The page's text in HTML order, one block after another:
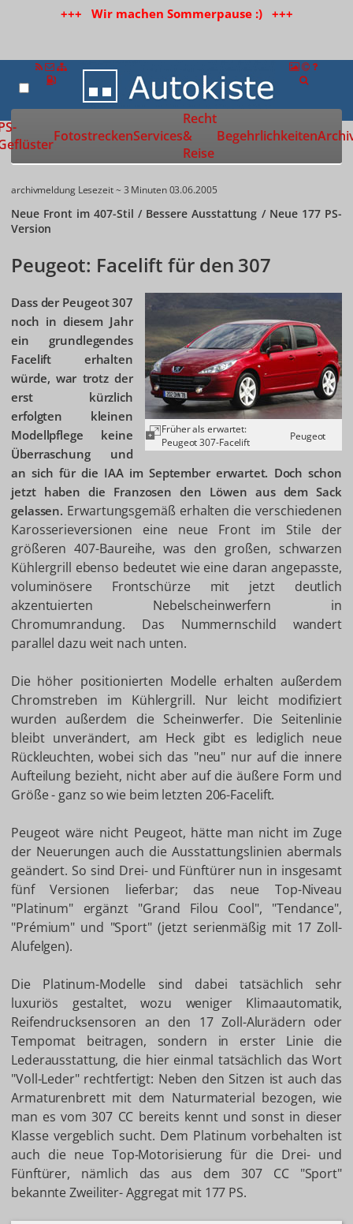
+++ Wir machen Sommerpause :) +++
Zur Startseite
FotostreckenServices
Recht
&
Reise
Begehrlichkeiten
archivmeldung Lesezeit ~ 3 Minuten03.06.2005
Neue Front im 407-Stil / Bessere Ausstattung / Neue 177 PS-
Version
Peugeot: Facelift für den 307
Früher als erwartet:
Peugeot 307-Facelift
Peugeot
Dass der Peugeot 307
noch in diesem Jahr
ein grundlegendes
Facelift erhalten
würde, war trotz der
erst kürzlich
erfolgten kleinen
Modellpflege keine
Überraschung und
an sich für die IAA im September erwartet. Doch schon
jetzt haben die Franzosen den Löwen aus dem Sack
gelassen. Erwartungsgemäß erhalten die verschiedenen
Karosserieversionen eine neue Front im Stile der
größeren 407-Baureihe, was den großen, schwarzen
Kühlergrill ebenso bedeutet wie eine daran angepasste,
voluminösere Frontschürze mit jetzt deutlich
akzentuierten Nebelscheinwerfern in
Chromumrandung. Das Nummernschild wandert
parallel dazu weit nach unten.
Die höher positionierten Modelle erhalten außerdem
Chromstreben im Kühlergrill. Nur leicht modifiziert
wurden außerdem die Scheinwerfer. Die Seitenlinie
bleibt unverändert, am Heck gibt es lediglich neue
Rückleuchten, wobei sich das "neu" nur auf die innere
Aufteilung bezieht, nicht aber auf die äußere Form und
Größe - ganz so wie beim letzten 206-Facelift.
Peugeot wäre nicht Peugeot, hätte man nicht im Zuge
der Neuerungen auch die Ausstattungslinien abermals
geändert. So sind Drei- und Fünftürer nun in insgesamt
fünf Versionen lieferbar; das neue Top-Niveau
"Platinum" ergänzt "Grand Filou Cool", "Tendance",
"Prémium" und "Sport" (jetzt serienmäßig mit 17 Zoll-
Alufelgen).
Die Platinum-Modelle sind dabei tatsächlich sehr
luxuriös gestaltet, wozu weniger Klimaautomatik,
Reifendrucksensoren an den 17 Zoll-Alurädern oder
Tempomat beitragen, sondern in erster Linie die
Lederausstattung, die hier einmal tatsächlich das Wort
"Voll-Leder" rechtfertigt: Neben den Sitzen ist auch das
Armaturenbrett mit dem Naturmaterial bezogen, wie
man es vom 307 CC bereits kennt und sonst in dieser
Klasse vergeblich sucht. Dem Platinum vorbehalten ist
auch die neue Top-Motorisierung für die Drei- und
Fünftürer, nämlich das aus dem 307 CC "Sport"
bekannte Zweiliter- Aggregat mit 177 PS.